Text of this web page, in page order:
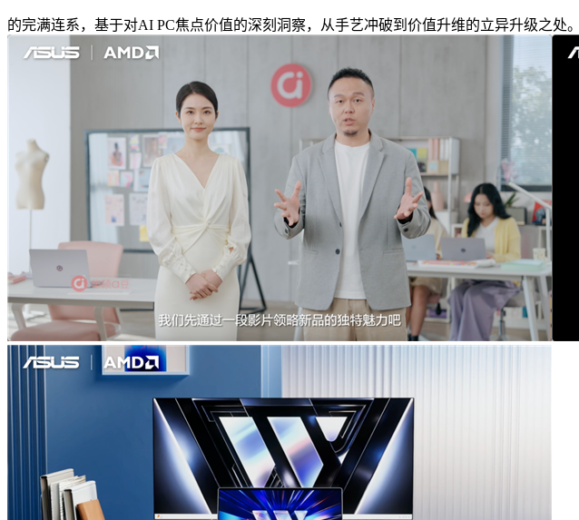
的完满连系，基于对AI PC焦点价值的深刻洞察，从手艺冲破到价值升维的立异升级之处。